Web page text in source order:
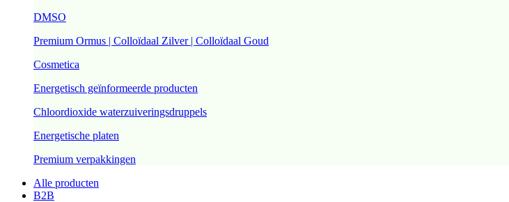
DMSO
Premium Ormus | Colloïdaal Zilver | Colloïdaal Goud
Cosmetica
Energetisch geïnformeerde producten
Chloordioxide waterzuiveringsdruppels
Energetische platen
Premium verpakkingen
Alle producten
B2B